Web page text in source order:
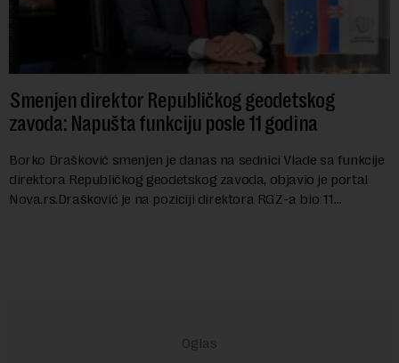
Smenjen direktor Republičkog geodetskog
zavoda: Napušta funkciju posle 11 godina
Borko Drašković smenjen je danas na sednici Vlade sa funkcije
direktora Republičkog geodetskog zavoda, objavio je portal
Nova.rs.Drašković je na poziciji direktora RGZ-a bio 11